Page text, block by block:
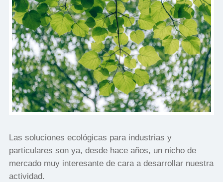
Las soluciones ecológicas para industrias y
particulares son ya, desde hace años, un nicho de
mercado muy interesante de cara a desarrollar nuestra
actividad.